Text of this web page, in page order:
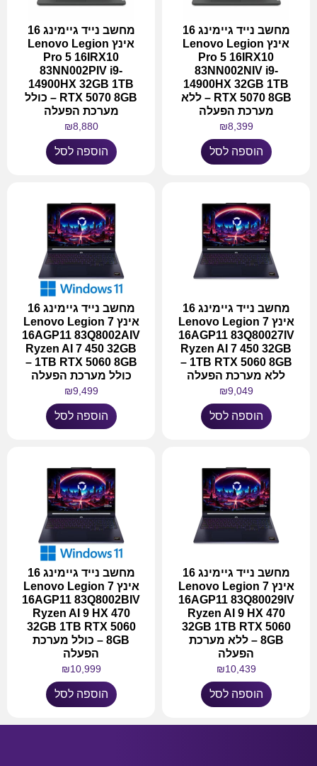
מחשב נייד גיימינג 16
אינץ Lenovo Legion
Pro 5 16IRX10
83NN002NIV i9-
14900HX 32GB 1TB
RTX 5070 8GB – ללא
מערכת הפעלה
₪8,399
הוספה לסל
מחשב נייד גיימינג 16
אינץ Lenovo Legion
Pro 5 16IRX10
83NN002PIV i9-
14900HX 32GB 1TB
RTX 5070 8GB – כולל
מערכת הפעלה
₪8,880
הוספה לסל
מחשב נייד גיימינג 16
אינץ Lenovo Legion 7
16AGP11 83Q80027IV
Ryzen AI 7 450 32GB
1TB RTX 5060 8GB –
ללא מערכת הפעלה
₪9,049
הוספה לסל
מחשב נייד גיימינג 16
אינץ Lenovo Legion 7
16AGP11 83Q8002AIV
Ryzen AI 7 450 32GB
1TB RTX 5060 8GB –
כולל מערכת הפעלה
₪9,499
הוספה לסל
מחשב נייד גיימינג 16
אינץ Lenovo Legion 7
16AGP11 83Q80029IV
Ryzen AI 9 HX 470
32GB 1TB RTX 5060
8GB – ללא מערכת
הפעלה
₪10,439
הוספה לסל
מחשב נייד גיימינג 16
אינץ Lenovo Legion 7
16AGP11 83Q8002BIV
Ryzen AI 9 HX 470
32GB 1TB RTX 5060
8GB – כולל מערכת
הפעלה
₪10,999
הוספה לסל